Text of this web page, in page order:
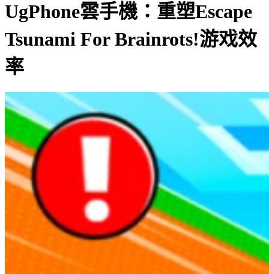
UgPhone雲手機：重塑Escape
Tsunami For Brainrots!游戏效
率